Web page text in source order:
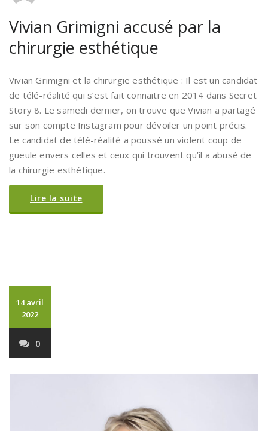
Vivian Grimigni accusé par la
chirurgie esthétique
Vivian Grimigni et la chirurgie esthétique : Il est un candidat
de télé-réalité qui s’est fait connaitre en 2014 dans Secret
Story 8. Le samedi dernier, on trouve que Vivian a partagé
sur son compte Instagram pour dévoiler un point précis.
Le candidat de télé-réalité a poussé un violent coup de
gueule envers celles et ceux qui trouvent qu’il a abusé de
la chirurgie esthétique.
Lire la suite
14 avril
2022
0